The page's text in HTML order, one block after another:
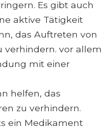
Es gibt auch
aktive Tätigkeit
das Auftreten von
verhindern. vor allem
mit einer
helfen, das
zu verhindern.
ein Medikament